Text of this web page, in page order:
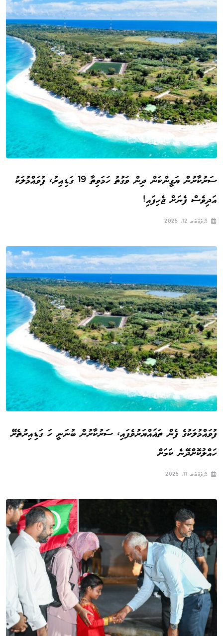
ސަރުކާރުން ޔަގީންކަން ދިން ވަގުތު ހަމަވިތާ 19 ގަޑިއިރު، ފުވައްމުލަކު
އަދިވެސް ފެނަށް ޖެހިފައި!
ނޮވެމްބަރ 12, 2025
ފުވައްމުލަކުގެ ފެން ތަޣައްޔަރުވެފައި، ސަރުކާރުން ބުނަނީ ހަ ގަޑިއިރުތެރޭ
ހައްލުކޮށްދޭނެ ކަމަށް
ނޮވެމްބަރ 11, 2025